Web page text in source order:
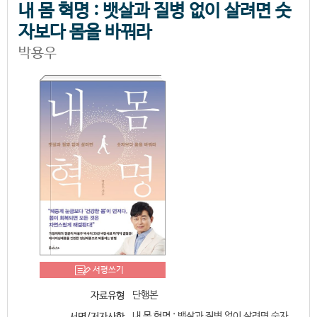
내 몸 혁명 : 뱃살과 질병 없이 살려면 숫
자보다 몸을 바꿔라
박용우
서평쓰기
자료유형
단행본